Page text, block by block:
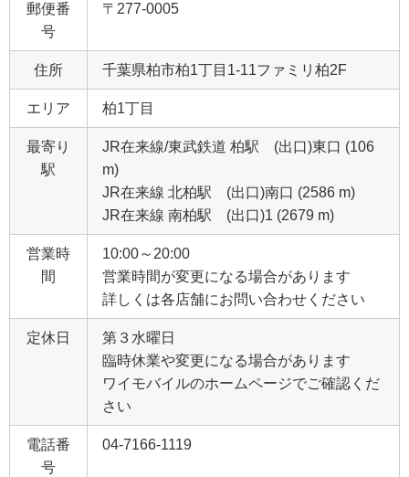
郵便番
号
〒277-0005
住所 千葉県柏市柏1丁目1‐11ファミリ柏2F
エリア 柏1丁目
最寄り
駅
JR在来線/東武鉄道 柏駅 (出口)東口 (106
m)
JR在来線 北柏駅 (出口)南口 (2586 m)
JR在来線 南柏駅 (出口)1 (2679 m)
営業時
間
10:00～20:00
営業時間が変更になる場合があります
詳しくは各店舗にお問い合わせください
定休日
第３水曜日
臨時休業や変更になる場合があります
ワイモバイルのホームページでご確認くだ
さい
電話番
号
04-7166-1119